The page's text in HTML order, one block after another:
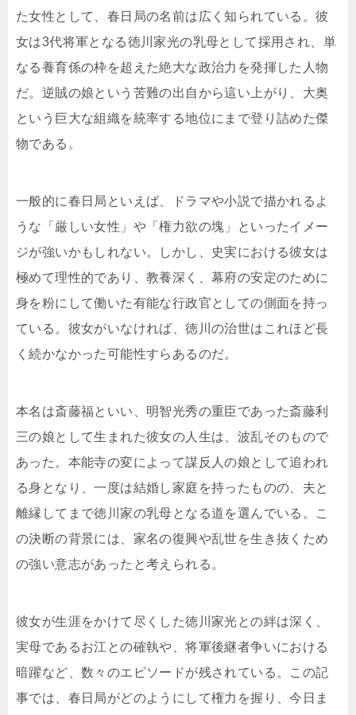
た女性として、春日局の名前は広く知られている。彼
女は3代将軍となる徳川家光の乳母として採用され、単
なる養育係の枠を超えた絶大な政治力を発揮した人物
だ。逆賊の娘という苦難の出自から這い上がり、大奥
という巨大な組織を統率する地位にまで登り詰めた傑
物である。
一般的に春日局といえば、ドラマや小説で描かれるよ
うな「厳しい女性」や「権力欲の塊」といったイメー
ジが強いかもしれない。しかし、史実における彼女は
極めて理性的であり、教養深く、幕府の安定のために
身を粉にして働いた有能な行政官としての側面を持っ
ている。彼女がいなければ、徳川の治世はこれほど長
く続かなかった可能性すらあるのだ。
本名は斎藤福といい、明智光秀の重臣であった斎藤利
三の娘として生まれた彼女の人生は、波乱そのもので
あった。本能寺の変によって謀反人の娘として追われ
る身となり、一度は結婚し家庭を持ったものの、夫と
離縁してまで徳川家の乳母となる道を選んでいる。こ
の決断の背景には、家名の復興や乱世を生き抜くため
の強い意志があったと考えられる。
彼女が生涯をかけて尽くした徳川家光との絆は深く、
実母であるお江との確執や、将軍後継者争いにおける
暗躍など、数々のエピソードが残されている。この記
事では、春日局がどのようにして権力を握り、今日ま